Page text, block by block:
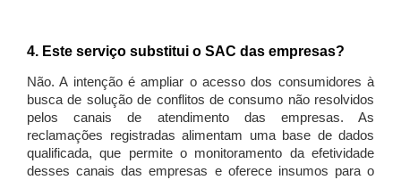
4. Este serviço substitui o SAC das empresas?
Não. A intenção é ampliar o acesso dos consumidores à
busca de solução de conflitos de consumo não resolvidos
pelos canais de atendimento das empresas. As
reclamações registradas alimentam uma base de dados
qualificada, que permite o monitoramento da efetividade
desses canais das empresas e oferece insumos para o